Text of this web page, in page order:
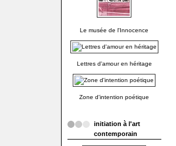
Le musée de l'Innocence
Lettres d'amour en héritage
Zone d'intention poétique
initiation à l'art
contemporain